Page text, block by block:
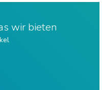
wir bieten